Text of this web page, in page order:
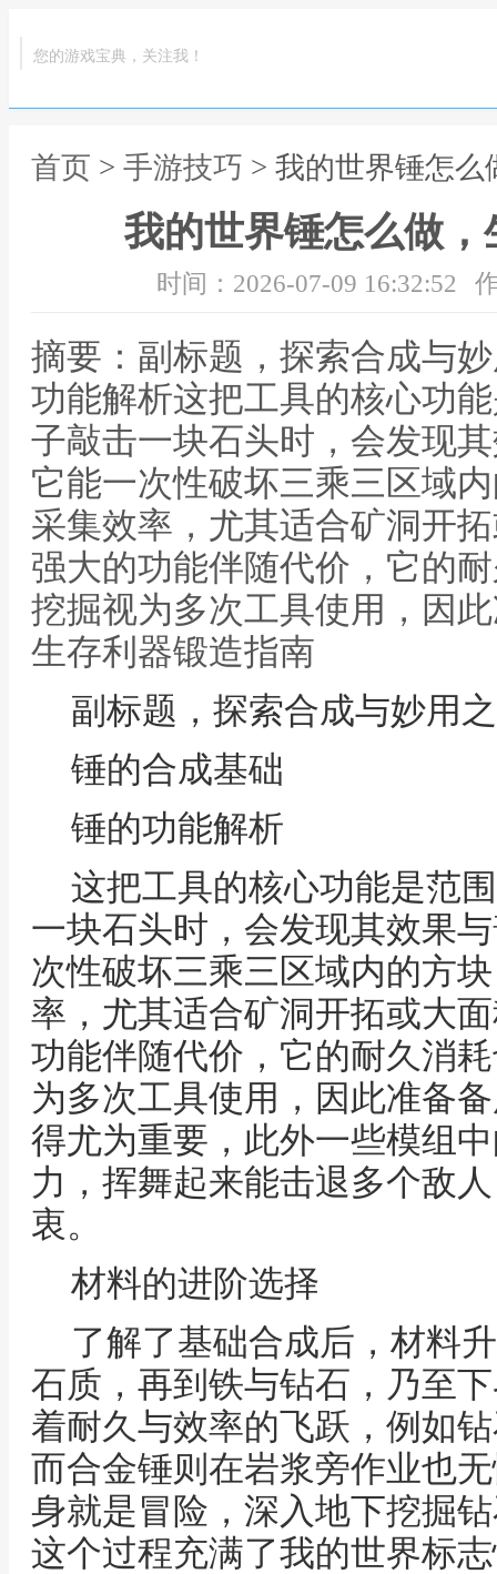
您的游戏宝典，关注我！
首页 > 手游技巧 > 我的世界锤怎
我的世界锤怎么做
时间：2026-07-09 16:32:52
摘要：副标题，探索合成与
功能解析这把工具的核心功
子敲击一块石头时，会发现
它能一次性破坏三乘三区域
采集效率，尤其适合矿洞开
强大的功能伴随代价，它的
挖掘视为多次工具使用，因
生存利器锻造指南
副标题，探索合成与妙用
锤的合成基础
锤的功能解析
这把工具的核心功能是范
一块石头时，会发现其效果
次性破坏三乘三区域内的方
率，尤其适合矿洞开拓或大
功能伴随代价，它的耐久消
为多次工具使用，因此准备
得尤为重要，此外一些模组
力，挥舞起来能击退多个敌
衷。
材料的进阶选择
了解了基础合成后，材料
石质，再到铁与钻石，乃至
着耐久与效率的飞跃，例如
而合金锤则在岩浆旁作业也
身就是冒险，深入地下挖掘
这个过程充满了我的世界标